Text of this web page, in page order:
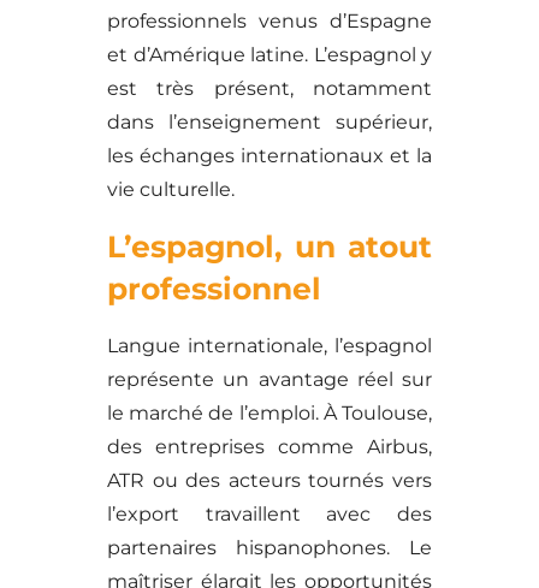
professionnels venus d’Espagne
et d’Amérique latine. L’espagnol y
est très présent, notamment
dans l’enseignement supérieur,
les échanges internationaux et la
vie culturelle.
L’espagnol, un atout
professionnel
Langue internationale, l’espagnol
représente un avantage réel sur
le marché de l’emploi. À Toulouse,
des entreprises comme Airbus,
ATR ou des acteurs tournés vers
l’export travaillent avec des
partenaires hispanophones. Le
maîtriser élargit les opportunités